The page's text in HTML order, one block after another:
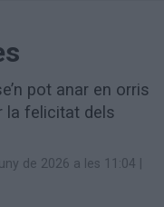
pot anar en orris
la felicitat dels
de 2026 a les 11:04